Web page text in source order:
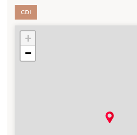
CDI
01 - CORBONOD
+
−